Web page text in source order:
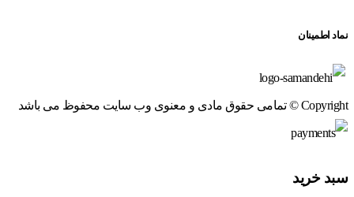
نماد اطمینان
Copyright © تمامی حقوق مادی و معنوی وب سایت محفوظ می باشد
سبد خرید